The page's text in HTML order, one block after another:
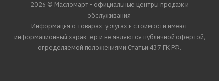
2026 © Масломарт - официальные центры продаж и
обслуживания.
Информация о товарах, услугах и стоимости имеют
информационный характер и не являются публичной офертой,
определяемой положениями Статьи 437 ГК РФ.